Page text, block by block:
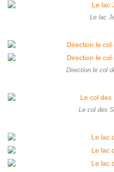
Le lac
Direction le col
Le col des